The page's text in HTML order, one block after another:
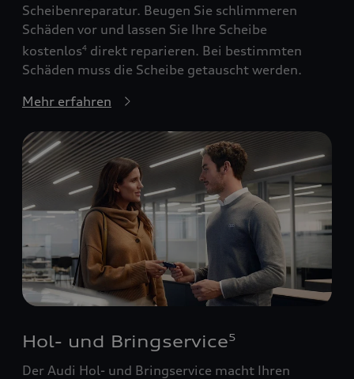
Scheibenreparatur. Beugen Sie schlimmeren
Schäden vor und lassen Sie Ihre Scheibe
kostenlos4 direkt reparieren. Bei bestimmten
Schäden muss die Scheibe getauscht werden.
Mehr erfahren
Hol- und Bringservice5
Der Audi Hol- und Bringservice macht Ihren